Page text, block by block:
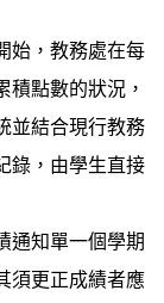
始，教務處在每
積點數的狀況，
並結合現行教務
錄，由學生直接
通知單一個學期
須更正成績者應